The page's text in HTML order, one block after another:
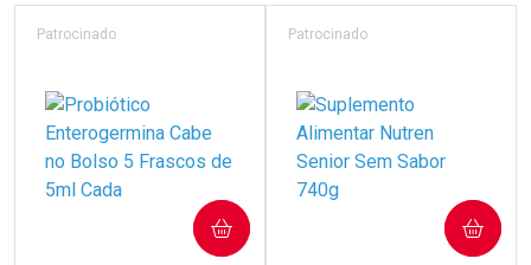
Patrocinado
COMPRAR
Patrocinado
COMPRAR